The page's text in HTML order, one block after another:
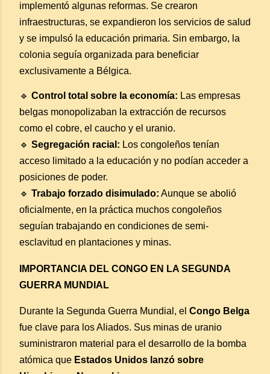
implementó algunas reformas. Se crearon
infraestructuras, se expandieron los servicios de salud
y se impulsó la educación primaria. Sin embargo, la
colonia seguía organizada para beneficiar
exclusivamente a Bélgica.
🔹 Control total sobre la economía: Las empresas
belgas monopolizaban la extracción de recursos
como el cobre, el caucho y el uranio.
🔹 Segregación racial: Los congoleños tenían
acceso limitado a la educación y no podían acceder a
posiciones de poder.
🔹 Trabajo forzado disimulado: Aunque se abolió
oficialmente, en la práctica muchos congoleños
seguían trabajando en condiciones de semi-
esclavitud en plantaciones y minas.
IMPORTANCIA DEL CONGO EN LA SEGUNDA
GUERRA MUNDIAL
Durante la Segunda Guerra Mundial, el Congo Belga
fue clave para los Aliados. Sus minas de uranio
suministraron material para el desarrollo de la bomba
atómica que Estados Unidos lanzó sobre